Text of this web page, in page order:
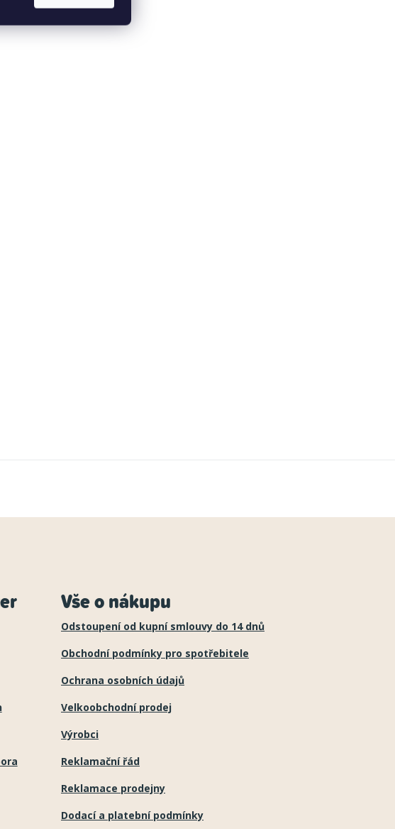
Vše o nákupu
Odstoupení od kupní smlouvy do 14 dnů
Obchodní podmínky pro spotřebitele
Ochrana osobních údajů
Velkoobchodní prodej
Výrobci
Reklamační řád
Reklamace prodejny
Dodací a platební podmínky